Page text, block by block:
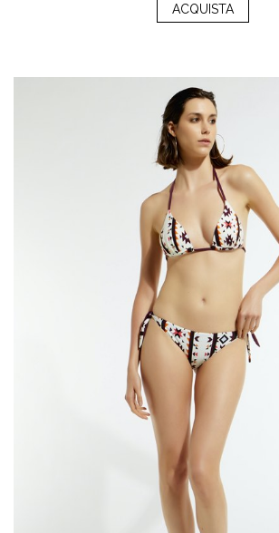
ACQUISTA